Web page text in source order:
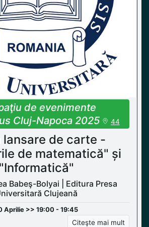
de evenimente
Cluj-Napoca 2025
44
lansare de carte -
de matematică" și
"Informatică"
Babeş-Bolyai | Editura Presa
Clujeană
Aprilie >> 19:00 - 19:45
Citeşte mai mult